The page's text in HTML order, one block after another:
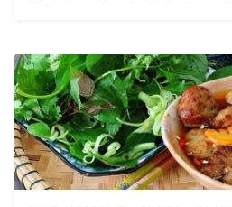
요리 전통을 바탕으로 하며,
특징인 베트남의 독특한 쌀